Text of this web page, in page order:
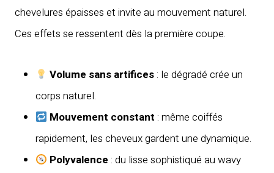
chevelures épaisses et invite au mouvement naturel.
Ces effets se ressentent dès la première coupe.
Volume sans artifices : le dégradé crée un
corps naturel.
Mouvement constant : même coiffés
rapidement, les cheveux gardent une dynamique.
Polyvalence : du lisse sophistiqué au wavy